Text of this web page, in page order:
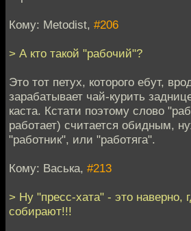
Кому: Metodist, #206
> А кто такой "рабочий"?
Это тот петух, которого ебут,
зарабатывает чай-курить
каста. Кстати поэтому слово
работает) считается обидным,
"работник", или "работяга".
Кому: Васька, #213
> Ну "пресс-хата" - это наверно,
собирают!!!